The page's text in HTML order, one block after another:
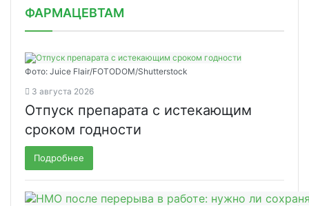
ФАРМАЦЕВТАМ
Фото: Juice Flair/FOTODOM/Shutterstoсk
3 августа 2026
Отпуск препарата с истекающим
сроком годности
Подробнее